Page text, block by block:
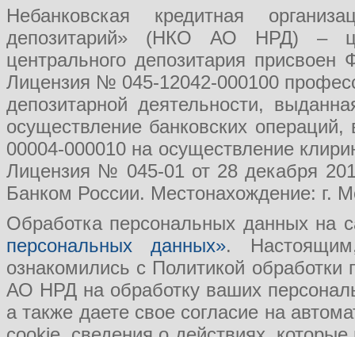
Небанковская кредитная
депозитарий» (НКО АО НРД) –
центрального депозитария
Лицензия № 045-12042-000100
депозитарной деятельности,
осуществление банковских
00004-000010 на осуществление
Лицензия № 045-01 от 28 декабря
Банком России. Местонахождение: г.
Обработка персональных данных на
персональных данных».
ознакомились с Политикой
АО НРД на обработку ваших
а также даете свое согласие на